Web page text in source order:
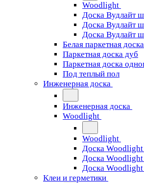
Woodlight
Доска Вудлайт
Доска Вудлайт
Доска Вудлайт
Белая паркетная доска
Паркетная доска дуб
Паркетная доска
Под теплый пол
Инженерная доска
Инженерная доска
Woodlight
Woodlight
Доска
Доска
Доска
Клеи и герметики